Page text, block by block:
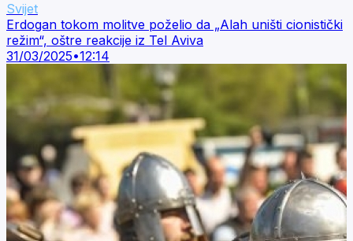
Svijet
Erdogan tokom molitve poželio da „Alah uništi cionistički
režim“, oštre reakcije iz Tel Aviva
31/03/2025•12:14